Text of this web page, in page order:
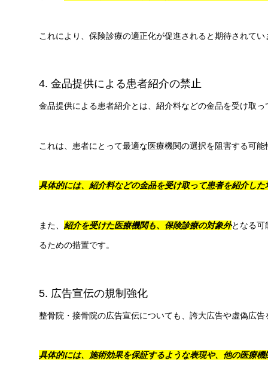
これにより、保険診療の適正化が促進されると期待されてい
4. 金品提供による患者紹介の禁止
金品提供による患者紹介とは、紹介料などの金品を受け取
これは、患者にとって最適な医療機関の選択を阻害する可
具体的には、紹介料などの金品を受け取って患者を紹介し
また、 紹介を受けた医療機関も、保険診療の対象外となる可
るための措置です。
5. 広告宣伝の規制強化
整骨院・接骨院の広告宣伝についても、誇大広告や虚偽広
具体的には、施術効果を保証するような表現や、他の医療